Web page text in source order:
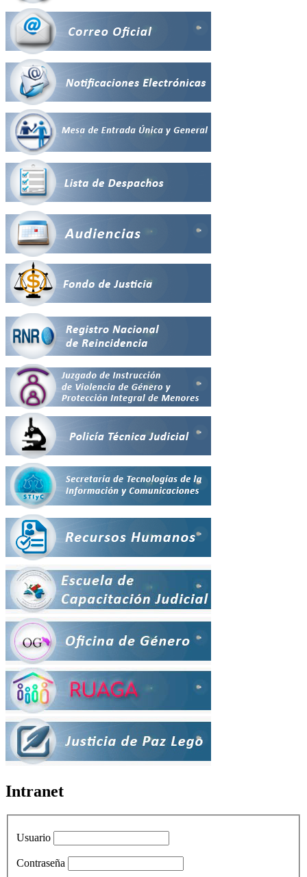
Intranet
Usuario
Contraseña